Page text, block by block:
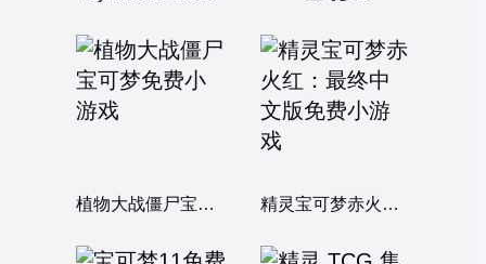
植物大战僵尸宝可梦 精灵宝可梦赤火红：最终中文版